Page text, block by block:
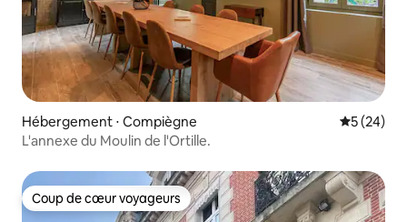
Hébergement ⋅ Compiègne
5 (24)
L'annexe du Moulin de l'Ortille.
Coup de cœur voyageurs
Coup de cœur voyageurs